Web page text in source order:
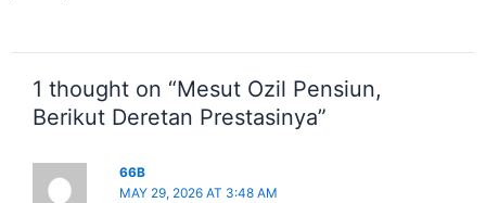
1 thought on “Mesut Ozil Pensiun,
Berikut Deretan Prestasinya”
66B
MAY 29, 2026 AT 3:48 AM